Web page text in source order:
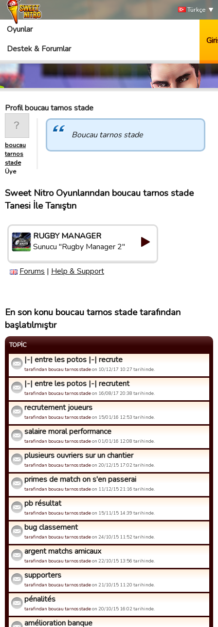
Türkçe
Oyunlar
Destek & Forumlar
Profil boucau tarnos stade
boucau
tarnos
stade
Üye
Boucau tarnos stade
Sweet Nitro Oyunlarından boucau tarnos stade
Tanesi İle Tanıştın
RUGBY MANAGER
Sunucu "Rugby Manager 2"
Forums | Help & Support
En son konu boucau tarnos stade tarafından
başlatılmıştır
TOPIC
|-| entre les potos |-| recrute
tarafindan boucau tarnos stadeon 10/12/17 10:27 tarihinde.
|-| entre les potos |-| recrutent
tarafindan boucau tarnos stadeon 16/08/17 20:38 tarihinde.
recrutement joueurs
tarafindan boucau tarnos stadeon 15/01/16 12:53 tarihinde.
salaire moral performance
tarafindan boucau tarnos stadeon 01/01/16 12:08 tarihinde.
plusieurs ouvriers sur un chantier
tarafindan boucau tarnos stadeon 20/12/15 17:02 tarihinde.
primes de match on s'en passerai
tarafindan boucau tarnos stadeon 11/12/15 21:16 tarihinde.
pb résultat
tarafindan boucau tarnos stadeon 15/11/15 14:39 tarihinde.
bug classement
tarafindan boucau tarnos stadeon 24/10/15 11:52 tarihinde.
argent matchs amicaux
tarafindan boucau tarnos stadeon 22/10/15 13:56 tarihinde.
supporters
tarafindan boucau tarnos stadeon 21/10/15 11:20 tarihinde.
pénalités
tarafindan boucau tarnos stadeon 20/10/15 16:02 tarihinde.
amélioration banque